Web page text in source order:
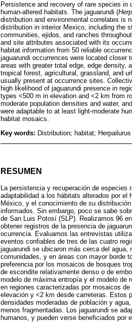
Persistence and recovery of rare species
human-altered habitats. The jaguarundi (
distribution and environmental correlates is
distribution in interior Mexico, including the
communities, ejidos, and ranches
and site attributes associated with its
habitat information from 50 reliable
jaguarundi occurrences were located
areas with greater total edge, edge density,
tropical forest, agricultural, grassland, and
usually present at occurrence sites.
high likelihood of jaguarundi presence in
types <500 m in elevation and <2 km from
moderate population densities and water,
were adaptable to at least light-moderate
habitat mosaics.
Key words: Distribution; habitat;
RESUMEN
La persistencia y recuperación de especies
adaptabilidad a los hábitats alterados por el
México, y el conocimiento de su
informados. Sin embargo, poco se sabe
de San Luis Potosí (SLP). Realizamos 96
obtener registros de la presencia de
ocurrencia. Evaluamos las entrevistas
eventos confiables de tres de las cuatro
jaguarundi se ubicaron más cerca del
comunidades, y en áreas con mayor borde
preferencia por los mosaicos de bosques
de escondite relativamente denso o de
modelo de máxima entropía y el modelo de
en regiones caracterizadas por mosaicos
elevación y <2 km desde carreteras. Estos
densidades moderadas de población y
menos fragmentadas. Los jaguarundi se
humanos, y pueden verse beneficiados por